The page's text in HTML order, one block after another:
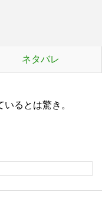
ネタバレ
るとは驚き。